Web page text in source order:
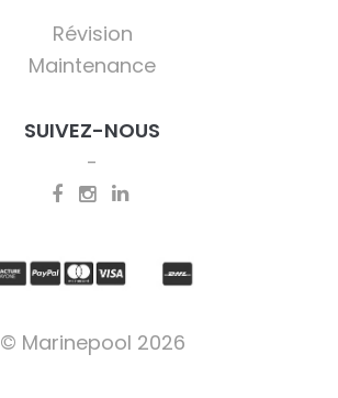
Révision
Maintenance
SUIVEZ-NOUS
© Marinepool 2026